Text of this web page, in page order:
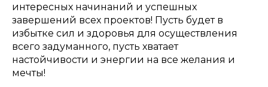
интересных начинаний и успешных
завершений всех проектов! Пусть будет в
избытке сил и здоровья для осуществления
всего задуманного, пусть хватает
настойчивости и энергии на все желания и
мечты!